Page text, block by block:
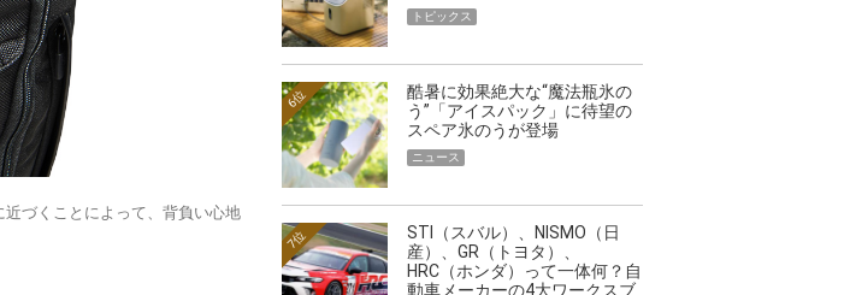
づくことによって、背負い心地
トピックス
酷暑に効果絶大な“魔法瓶氷の
う”「アイスパック」に待望の
スペア氷のうが登場
6位
ニュース
STI（スバル）、NISMO（日
産）、GR（トヨタ）、
HRC（ホンダ）って一体何？自
動車メーカーの4大ワークスブ
7位